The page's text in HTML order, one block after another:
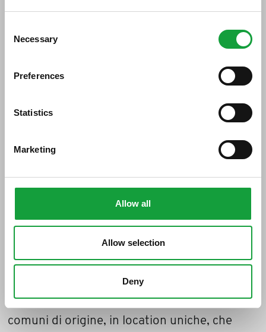
Selection
Necessary
Preferences
Statistics
Marketing
Allow all
Allow selection
Deny
Dal 2 al 4 aprile 2017
infatti torna per la
Langhe DOCG
organizzata dal Consorzio di Tutela Barolo
Barbaresco Alba Langhe e Dogliani, in
collaborazione con Consorzio Roero e
Albeisa, aperta esclusivamente ad operatori
professionali nazionali ed internazionali.
Tre giorni di degustazioni svolte nei diversi
comuni di origine, in location uniche, che
ISCRIVITI ALLA NEWSLETTER
Resta aggiornato su tutte le ultime novita nel campo